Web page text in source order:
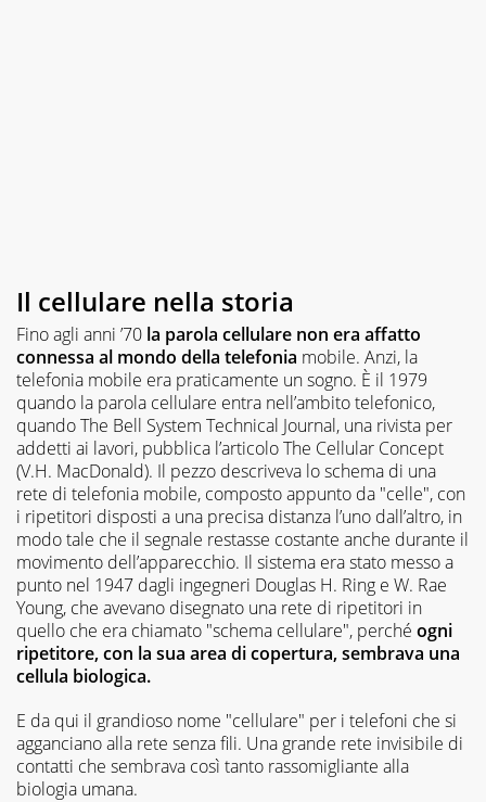
Il cellulare nella storia
Fino agli anni ’70 la parola cellulare non era affatto
connessa al mondo della telefonia mobile. Anzi, la
telefonia mobile era praticamente un sogno. È il 1979
quando la parola cellulare entra nell’ambito telefonico,
quando The Bell System Technical Journal, una rivista per
addetti ai lavori, pubblica l’articolo The Cellular Concept
(V.H. MacDonald). Il pezzo descriveva lo schema di una
rete di telefonia mobile, composto appunto da "celle", con
i ripetitori disposti a una precisa distanza l’uno dall’altro, in
modo tale che il segnale restasse costante anche durante il
movimento dell’apparecchio. Il sistema era stato messo a
punto nel 1947 dagli ingegneri Douglas H. Ring e W. Rae
Young, che avevano disegnato una rete di ripetitori in
quello che era chiamato "schema cellulare", perché ogni
ripetitore, con la sua area di copertura, sembrava una
cellula biologica.
E da qui il grandioso nome "cellulare" per i telefoni che si
agganciano alla rete senza fili. Una grande rete invisibile di
contatti che sembrava così tanto rassomigliante alla
biologia umana.